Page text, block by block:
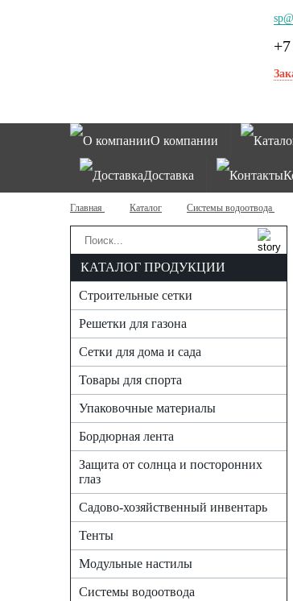
О компании
Доставка
Главная Каталог Системы водоотвода
КАТАЛОГ ПРОДУКЦИИ
Строительные сетки
Решетки для газона
Сетки для дома и сада
Товары для спорта
Упаковочные материалы
Бордюрная лента
Защита от солнца и посторонних
глаз
Садово-хозяйственный инвентарь
Тенты
Модульные настилы
Системы водоотвода